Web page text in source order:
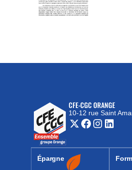
CFE-CGC ORANGE
10-12 rue Saint
(nouvelle fenêtre)
Épargne
(nouvelle fenêtre)